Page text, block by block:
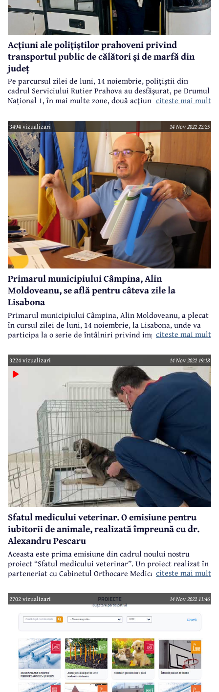
Acțiuni ale polițiștilor prahoveni privind
transportul public de călători și de marfă din
județ
Pe parcursul zilei de luni, 14 noiembrie, poliţiştii din
cadrul Serviciului Rutier Prahova au desfăşurat, pe Drumul
Național 1, în mai multe zone, două acţiuni pe liniaciteste mai mult
3494 vizualizari 14 Nov 2022 22:25
Primarul municipiului Câmpina, Alin
Moldoveanu, se află pentru câteva zile la
Lisabona
Primarul municipiului Câmpina, Alin Moldoveanu, a plecat
în cursul zilei de luni, 14 noiembrie, la Lisabona, unde va
participa la o serie de întâlniri privind implementarea
nu se va cheltui niciun leu din bugetul local al municipiului
Câmpina.
citeste mai mult
3224 vizualizari 14 Nov 2022 19:18
Sfatul medicului veterinar. O emisiune pentru
iubitorii de animale, realizată împreună cu dr.
Alexandru Pescaru
Aceasta este prima emisiune din cadrul noului nostru
proiect “Sfatul medicului veterinar”. Un proiect realizat în
parteneriat cu Cabinetul Orthocare Medical Vet din
deținătorilor de animale de companie.
citeste mai mult
2702 vizualizari 14 Nov 2022 11:46